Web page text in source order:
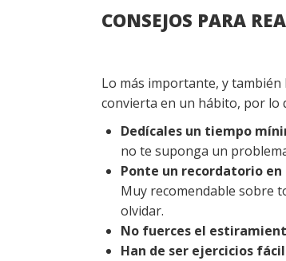
CONSEJOS PARA
Lo más importante, y
convierta en un hábito, por lo
Dedícales un tiempo
no te suponga un
Ponte un recordatorio
Muy recomendable sobre
olvidar.
No fuerces el
Han de ser ejercicios